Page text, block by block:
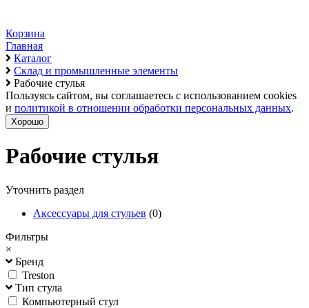
Корзина
Главная
Каталог
Склад и промышленные элементы
Рабочие стулья
Пользуясь сайтом, вы соглашаетесь с использованием cookies
и политикой в отношении обработки персональных данных.
Хорошо
Рабочие стулья
Уточнить раздел
Аксессуары для стульев (0)
Фильтры
×
Бренд
Treston
Тип стула
Компьютерный стул